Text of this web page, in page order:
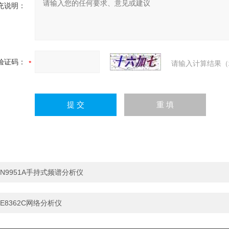
说明：
证码： 请输入计算结果
N9951A手持式频谱分析仪
E8362C网络分析仪